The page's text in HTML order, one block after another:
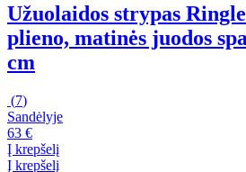
Užuolaidos strypas
plieno, matinės juodos
cm
(7)
Sandėlyje
63 €
Į krepšelį
Į krepšelį